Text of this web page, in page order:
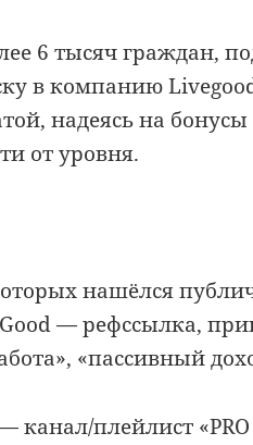
6 тысяч граждан,
в компанию
надеясь на бонусы
от уровня.
нашёлся
— рефссылка,
«пассивный
канал/плейлист «PRO